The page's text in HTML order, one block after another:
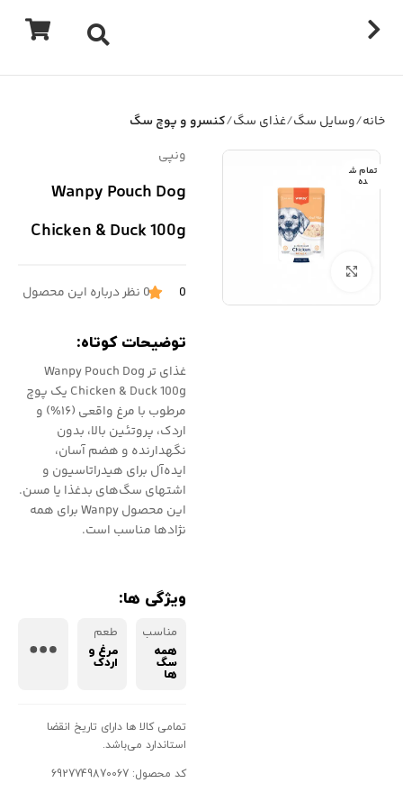
خانه وسایل سگ غذای سگ کنسرو و پوچ سگ
تمام ش
ده
ونپی
Wanpy Pouch Dog
Chicken & Duck 100g
0 0 نظر درباره این محصول
توضیحات کوتاه:
غذای تر Wanpy Pouch Dog
Chicken & Duck 100g یک پوچ
مرطوب با مرغ واقعی (۱۶%) و
اردک، پروتئین بالا، بدون
نگهدارنده و هضم آسان،
ایده‌آل برای هیدراتاسیون و
اشتهای سگ‌های بدغذا یا مسن.
این محصول Wanpy برای همه
نژادها مناسب است.
ویژگی ها:
مناسب
همه
سگ
ها
طعم
مرغ و
اردک
تمامی کالا ها دارای تاریخ انقضا
استاندارد می‌باشد.
کد محصول: 6927749870067